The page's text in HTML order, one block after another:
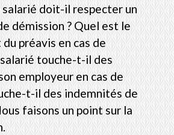
salarié doit-il respecter un
démission ? Quel est le
préavis en cas de
touche-t-il des
employeur en cas de
t-il des indemnités de
faisons un point sur la